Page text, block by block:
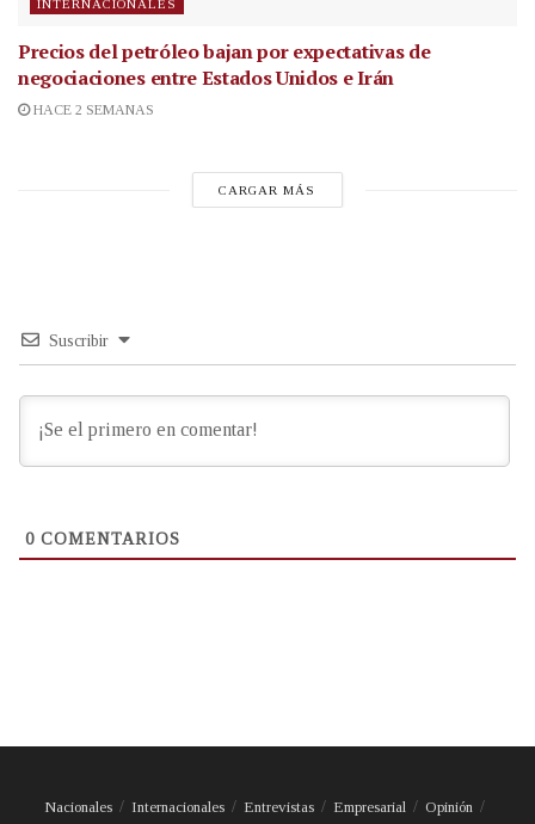
INTERNACIONALES
Precios del petróleo bajan por expectativas de
negociaciones entre Estados Unidos e Irán
HACE 2 SEMANAS
CARGAR MÁS
Suscribir
0 COMENTARIOS
Nacionales Internacionales Entrevistas Empresarial Opinión